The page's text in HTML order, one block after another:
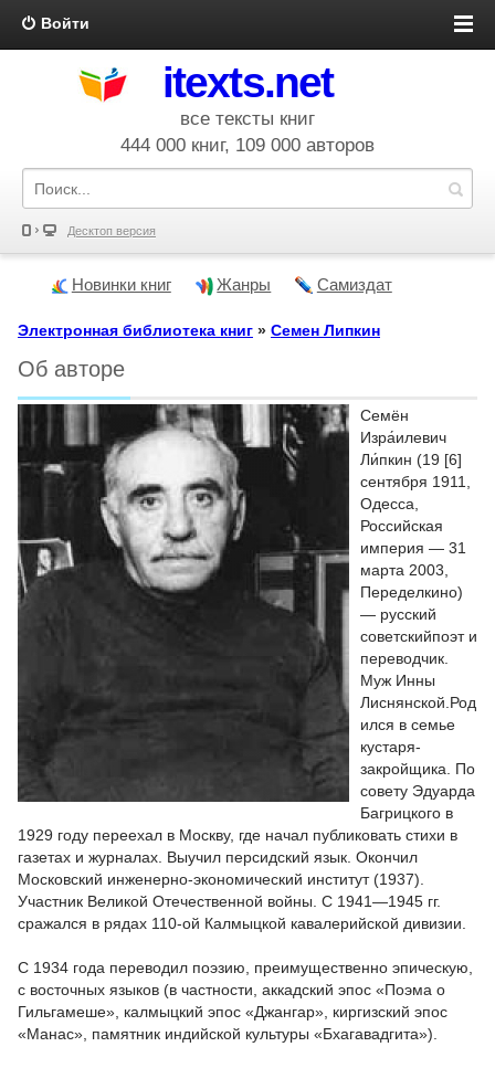
Войти
itexts.net
все тексты книг
444 000 книг, 109 000 авторов
Десктоп версия
Новинки книг Жанры Самиздат
Электронная библиотека книг » Семен Липкин
Об авторе
Семён
Изра́илевич
Ли́пкин (19 [6]
сентября 1911,
Одесса,
Российская
империя — 31
марта 2003,
Переделкино)
— русский
советскийпоэт и
переводчик.
Муж Инны
Лиснянской.Род
ился в семье
кустаря-
закройщика. По
совету Эдуарда
Багрицкого в
1929 году переехал в Москву, где начал публиковать стихи в
газетах и журналах. Выучил персидский язык. Окончил
Московский инженерно-экономический институт (1937).
Участник Великой Отечественной войны. С 1941—1945 гг.
сражался в рядах 110-ой Калмыцкой кавалерийской дивизии.
С 1934 года переводил поэзию, преимущественно эпическую,
с восточных языков (в частности, аккадский эпос «Поэма о
Гильгамеше», калмыцкий эпос «Джангар», киргизский эпос
«Манас», памятник индийской культуры «Бхагавадгита»).